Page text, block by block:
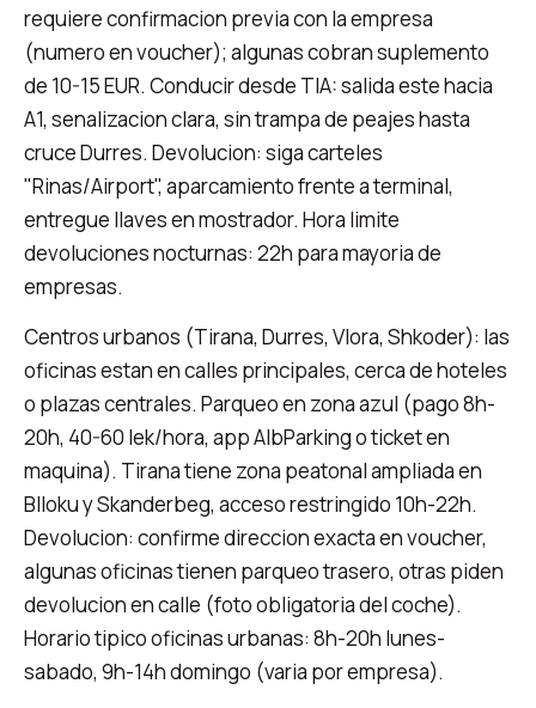
requiere confirmacion previa con la empresa
(numero en voucher); algunas cobran suplemento
de 10-15 EUR. Conducir desde TIA: salida este hacia
A1, senalizacion clara, sin trampa de peajes hasta
cruce Durres. Devolucion: siga carteles
"Rinas/Airport", aparcamiento frente a terminal,
entregue llaves en mostrador. Hora limite
devoluciones nocturnas: 22h para mayoria de
empresas.
Centros urbanos (Tirana, Durres, Vlora, Shkoder): las
oficinas estan en calles principales, cerca de hoteles
o plazas centrales. Parqueo en zona azul (pago 8h-
20h, 40-60 lek/hora, app AlbParking o ticket en
maquina). Tirana tiene zona peatonal ampliada en
Blloku y Skanderbeg, acceso restringido 10h-22h.
Devolucion: confirme direccion exacta en voucher,
algunas oficinas tienen parqueo trasero, otras piden
devolucion en calle (foto obligatoria del coche).
Horario tipico oficinas urbanas: 8h-20h lunes-
sabado, 9h-14h domingo (varia por empresa).